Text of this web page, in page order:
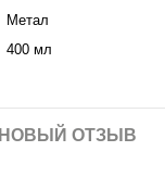
Метал
400 мл
НОВЫЙ ОТЗЫВ